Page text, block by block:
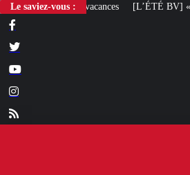
Le saviez-vous :
[L’ÉTÉ BV] « La gauche organise le non-